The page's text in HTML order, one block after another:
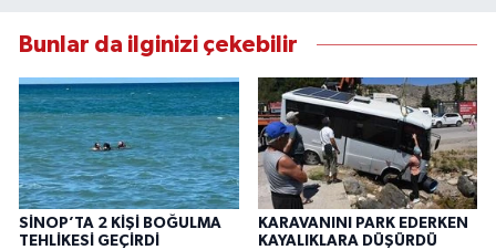
Bunlar da ilginizi çekebilir
SİNOP’TA 2 KİŞİ BOĞULMA
TEHLİKESİ GEÇİRDİ
KARAVANINI PARK EDERKEN
KAYALIKLARA DÜŞÜRDÜ